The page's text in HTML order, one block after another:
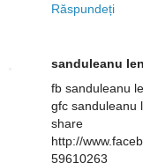
Răspundeți
sanduleanu
fb sanduleanu
gfc sanduleanu
share
http://
59610263